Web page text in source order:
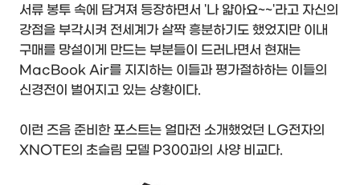
서류 봉투 속에 담겨져 등장하면서 '나 얇아요~~'라고 자신의
강점을 부각시켜 전세계가 살짝 흥분하기도 했었지만 이내
구매를 망설이게 만드는 부분들이 드러나면서 현재는
MacBook Air를 지지하는 이들과 평가절하하는 이들의
신경전이 벌어지고 있는 상황이다.
이런 즈음 준비한 포스트는 얼마전 소개했었던 LG전자의
XNOTE의 초슬림 모델 P300과의 사양 비교다.